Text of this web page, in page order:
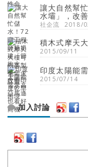
讓大自然幫
水壩」，改
社企流 2018/
積木式摩天
2015/09/11
印度太陽能
2015/07/14
加入討論